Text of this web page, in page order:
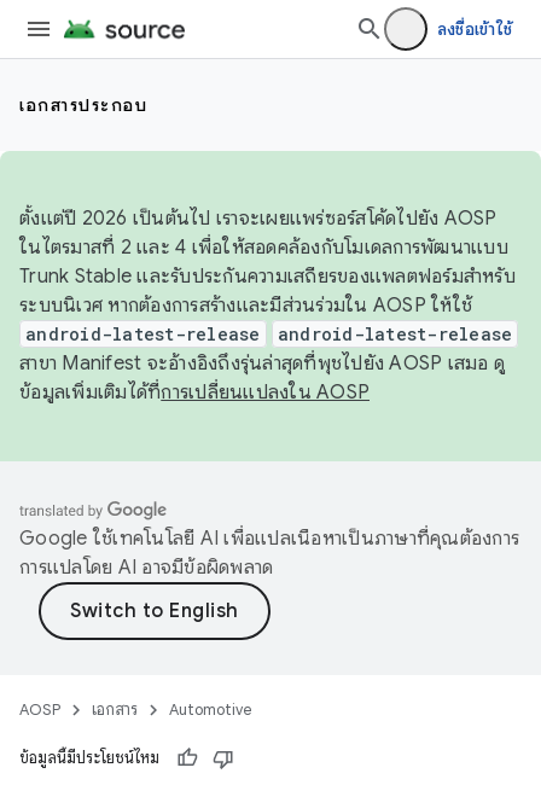
ลงชื่อเข้าใช้
เอกสารประกอบ
ตั้งแต่ปี 2026 เป็นต้นไป เราจะเผยแพร่ซอร์สโค้ดไปยัง AOSP
ในไตรมาสที่ 2 และ 4 เพื่อให้สอดคล้องกับโมเดลการพัฒนาแบบ
Trunk Stable และรับประกันความเสถียรของแพลตฟอร์มสำหรับ
ระบบนิเวศ หากต้องการสร้างและมีส่วนร่วมใน AOSP ให้ใช้
android-latest-release android-latest-release
สาขา Manifest จะอ้างอิงถึงรุ่นล่าสุดที่พุชไปยัง AOSP เสมอ ดู
ข้อมูลเพิ่มเติมได้ที่การเปลี่ยนแปลงใน AOSP
Google ใช้เทคโนโลยี AI เพื่อแปลเนื้อหาเป็นภาษาที่คุณต้องการ
การแปลโดย AI อาจมีข้อผิดพลาด
AOSP เอกสาร Automotive
ข้อมูลนี้มีประโยชน์ไหม